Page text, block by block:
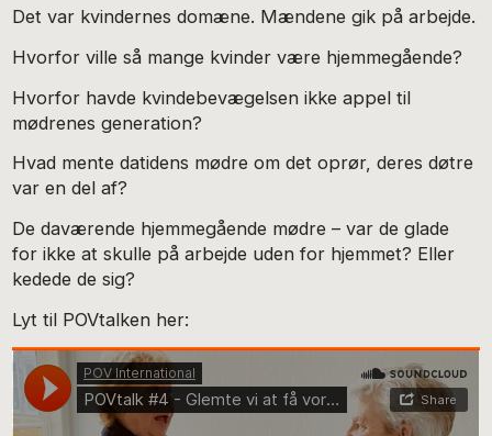
Det var kvindernes domæne. Mændene gik på arbejde.
Hvorfor ville så mange kvinder være hjemmegående?
Hvorfor havde kvindebevægelsen ikke appel til
mødrenes generation?
Hvad mente datidens mødre om det oprør, deres døtre
var en del af?
De daværende hjemmegående mødre – var de glade
for ikke at skulle på arbejde uden for hjemmet? Eller
kedede de sig?
Lyt til POVtalken her: